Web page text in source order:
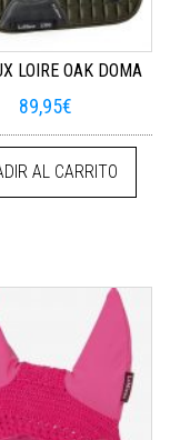
LOIRE OAK DOMA
89,95€
AL CARRITO